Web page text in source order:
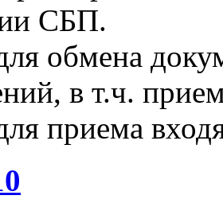
СБП.
обмена
в т.ч.
приема